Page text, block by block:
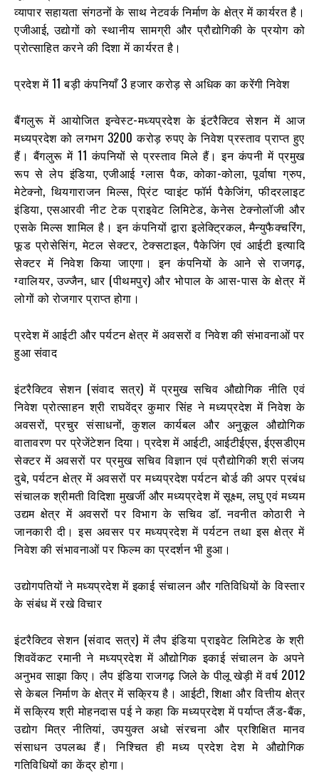
व्यापार सहायता संगठनों के साथ नेटवर्क निर्माण के क्षेत्र में कार्यरत है।
एजीआई, उद्योगों को स्थानीय सामग्री और प्रौद्योगिकी के प्रयोग को
प्रोत्साहित करने की दिशा में कार्यरत है।
प्रदेश में 11 बड़ी कंपनियाँ 3 हजार करोड़ से अधिक का करेंगी निवेश
बैंगलुरू में आयोजित इन्वेस्ट-मध्यप्रदेश के इंटरैक्टिव सेशन में आज
मध्यप्रदेश को लगभग 3200 करोड़ रुपए के निवेश प्रस्ताव प्राप्त हुए
हैं। बैंगलुरू में 11 कंपनियों से प्रस्ताव मिले हैं। इन कंपनी में प्रमुख
रूप से लेप इंडिया, एजीआई ग्लास पैक, कोका-कोला, पूर्वाषा ग्रुप,
मेटेक्नो, थियगाराजन मिल्स, प्रिंट प्वाइंट फॉर्म पैकेजिंग, फीदरलाइट
इंडिया, एसआरवी नीट टेक प्राइवेट लिमिटेड, केनेस टेक्नोलॉजी और
एसके मिल्स शामिल है। इन कंपनियों द्वारा इलेक्ट्रिकल, मैन्युफैक्चरिंग,
फूड प्रोसेसिंग, मेटल सेक्टर, टेक्सटाइल, पैकेजिंग एवं आईटी इत्यादि
सेक्टर में निवेश किया जाएगा। इन कंपनियों के आने से राजगढ़,
ग्वालियर, उज्जैन, धार (पीथमपुर) और भोपाल के आस-पास के क्षेत्र में
लोगों को रोजगार प्राप्त होगा।
प्रदेश में आईटी और पर्यटन क्षेत्र में अवसरों व निवेश की संभावनाओं पर
हुआ संवाद
इंटरैक्टिव सेशन (संवाद सत्र) में प्रमुख सचिव औद्योगिक नीति एवं
निवेश प्रोत्साहन श्री राघवेंद्र कुमार सिंह ने मध्यप्रदेश में निवेश के
अवसरों, प्रचुर संसाधनों, कुशल कार्यबल और अनुकूल औद्योगिक
वातावरण पर प्रेजेंटेशन दिया। प्रदेश में आईटी, आईटीईएस, ईएसडीएम
सेक्टर में अवसरों पर प्रमुख सचिव विज्ञान एवं प्रौद्योगिकी श्री संजय
दुबे, पर्यटन क्षेत्र में अवसरों पर मध्यप्रदेश पर्यटन बोर्ड की अपर प्रबंध
संचालक श्रीमती विदिशा मुखर्जी और मध्यप्रदेश में सूक्ष्म, लघु एवं मध्यम
उद्यम क्षेत्र में अवसरों पर विभाग के सचिव डॉ. नवनीत कोठारी ने
जानकारी दी। इस अवसर पर मध्यप्रदेश में पर्यटन तथा इस क्षेत्र में
निवेश की संभावनाओं पर फिल्म का प्रदर्शन भी हुआ।
उद्योगपतियों ने मध्यप्रदेश में इकाई संचालन और गतिविधियों के विस्तार
के संबंध में रखे विचार
इंटरैक्टिव सेशन (संवाद सत्र) में लैप इंडिया प्राइवेट लिमिटेड के श्री
शिववेंकट रमानी ने मध्यप्रदेश में औद्योगिक इकाई संचालन के अपने
अनुभव साझा किए। लैप इंडिया राजगढ़ जिले के पीलू खेड़ी में वर्ष 2012
से केबल निर्माण के क्षेत्र में सक्रिय है। आईटी, शिक्षा और वित्तीय क्षेत्र
में सक्रिय श्री मोहनदास पई ने कहा कि मध्यप्रदेश में पर्याप्त लैंड-बैंक,
उद्योग मित्र नीतियां, उपयुक्त अधो संरचना और प्रशिक्षित मानव
संसाधन उपलब्ध हैं। निश्चित ही मध्य प्रदेश देश मे औद्योगिक
गतिविधियों का केंद्र होगा।